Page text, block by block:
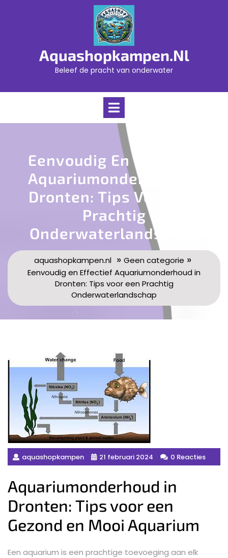
Aquashopkampen.nl
Beleef de pracht van onderwater
Open
Eenvoudig En Effectief
Aquariumonderhoud In
Dronten: Tips Voor Een
Prachtig
Onderwaterlandschap
aquashopkampen.nl » Geen categorie »
Eenvoudig en Effectief Aquariumonderhoud in
Dronten: Tips voor een Prachtig
Onderwaterlandschap
aquashopkampen 21 februari 2024 0 Reacties
Aquariumonderhoud in
Dronten: Tips voor een
Gezond en Mooi Aquarium
Een aquarium is een prachtige toevoeging aan elk